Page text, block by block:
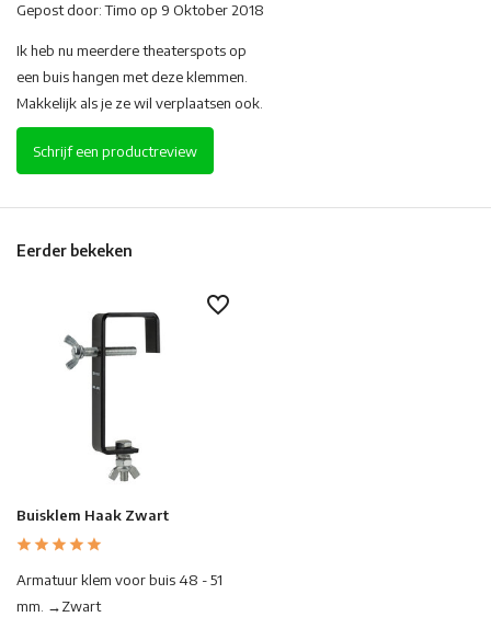
Gepost door:Timo op 9 Oktober 2018
Ik heb nu meerdere theaterspots op
een buis hangen met deze klemmen.
Makkelijk als je ze wil verplaatsen ook.
Schrijf een productreview
Eerder bekeken
Buisklem Haak Zwart
Armatuur klem voor buis 48 - 51
mm. →Zwart